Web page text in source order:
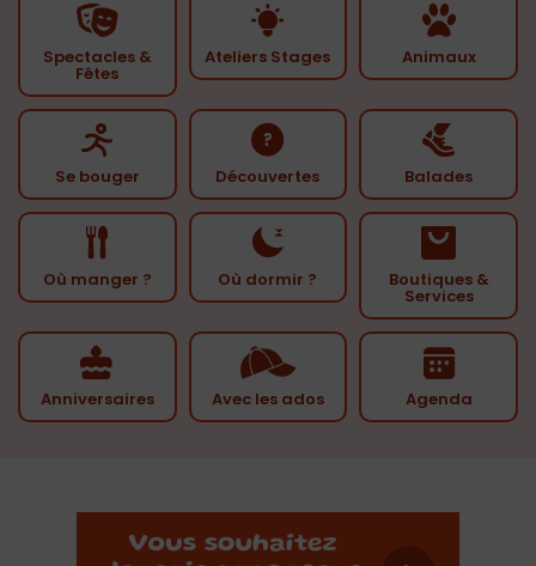
Spectacles &
Fêtes
Ateliers Stages Animaux
Se bouger Découvertes Balades
Où manger ? Où dormir ? Boutiques &
Services
Anniversaires Avec les ados Agenda